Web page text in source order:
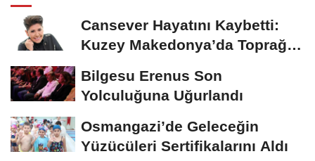
Cansever Hayatını Kaybetti:
Kuzey Makedonya’da Toprağa
Bilgesu Erenus Son
Yolculuğuna Uğurlandı
Osmangazi’de Geleceğin
Yüzücüleri Sertifikalarını Aldı